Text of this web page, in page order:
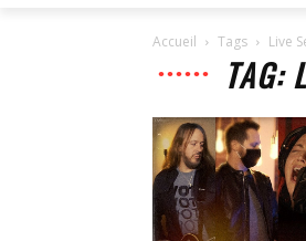
Accueil Tags Live
TAG: